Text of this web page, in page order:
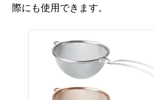
際にも使用できます。